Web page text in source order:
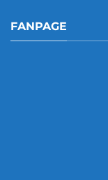
FANPAGE